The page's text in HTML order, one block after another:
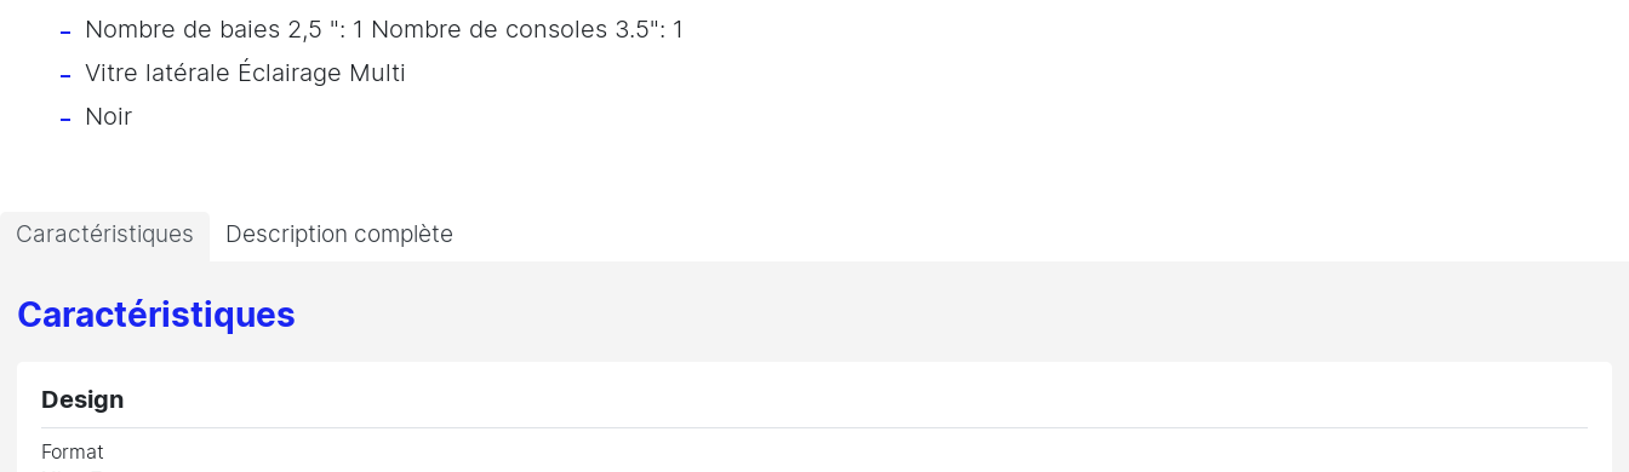
Nombre de baies 2,5 ": 1 Nombre de consoles 3.5": 1
Vitre latérale Éclairage Multi
Noir
Caractéristiques Description complète
Caractéristiques
Design
Format